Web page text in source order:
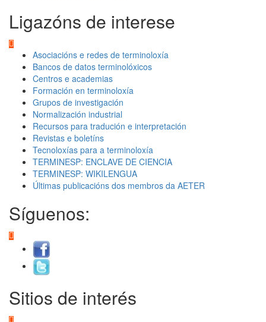
Ligazóns de interese
Asociacións e redes de terminoloxía
Bancos de datos terminolóxicos
Centros e academias
Formación en terminoloxía
Grupos de investigación
Normalización industrial
Recursos para tradución e interpretación
Revistas e boletíns
Tecnoloxías para a terminoloxía
TERMINESP: ENCLAVE DE CIENCIA
TERMINESP: WIKILENGUA
Últimas publicacións dos membros da AETER
Síguenos:
Sitios de interés